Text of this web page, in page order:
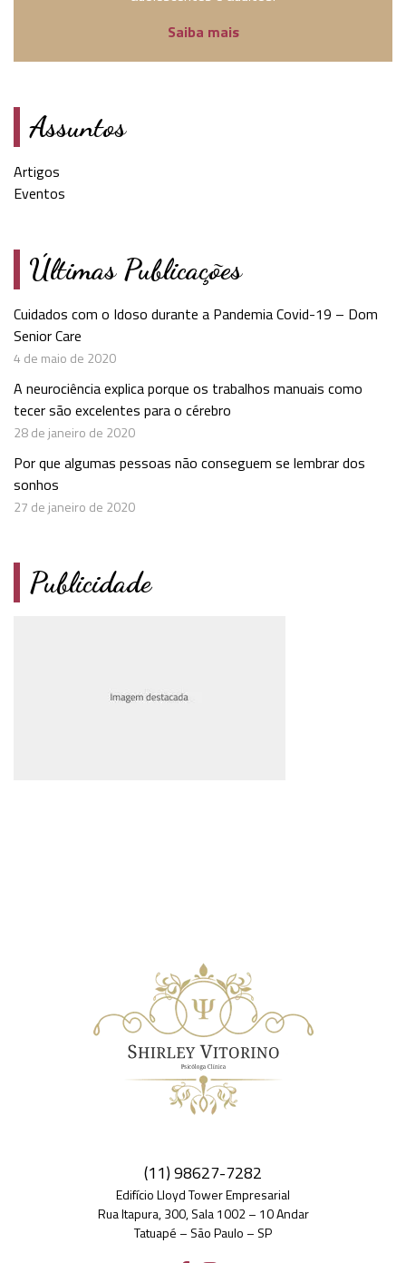
Saiba mais
Assuntos
Artigos
Eventos
Últimas Publicações
Cuidados com o Idoso durante a Pandemia Covid-19 – Dom
Senior Care
4 de maio de 2020
A neurociência explica porque os trabalhos manuais como
tecer são excelentes para o cérebro
28 de janeiro de 2020
Por que algumas pessoas não conseguem se lembrar dos
sonhos
27 de janeiro de 2020
Publicidade
(11) 98627-7282
Edifício Lloyd Tower Empresarial
Rua Itapura, 300, Sala 1002 – 10 Andar
Tatuapé – São Paulo – SP